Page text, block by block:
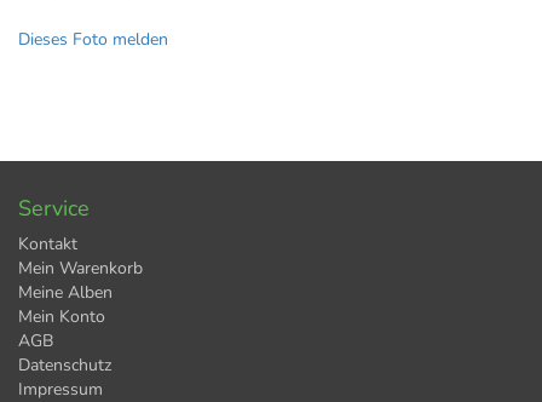
Dieses Foto melden
Service
Kontakt
Mein Warenkorb
Meine Alben
Mein Konto
AGB
Datenschutz
Impressum